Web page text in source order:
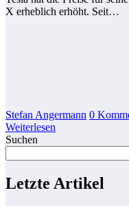
X erheblich erhöht. Seit…
Stefan Angermann 0
Weiterlesen
Suchen
Letzte Artikel